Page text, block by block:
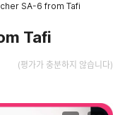
SA-6 from Tafi
Tafi
(평가가 충분하지 않습니다)